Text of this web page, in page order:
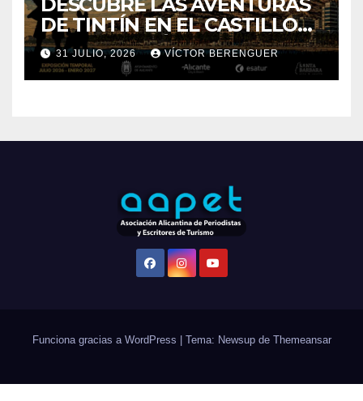
DE TINTÍN EN EL CASTILLO
DE SANTA BÁRBARA DE
ALICANTE
31 JULIO, 2026 VÍCTOR BERENGUER
Funciona gracias a WordPress | Tema: Newsup de Themeansar